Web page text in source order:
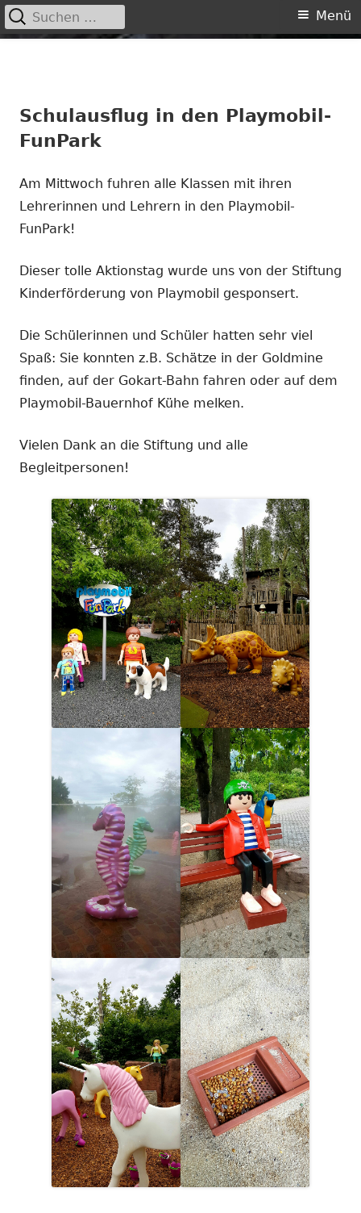
Primäres
Menü
Suchen
nach:
Schulausflug in den Playmobil-
FunPark
Am Mittwoch fuhren alle Klassen mit ihren
Lehrerinnen und Lehrern in den Playmobil-
FunPark!
Dieser tolle Aktionstag wurde uns von der Stiftung
Kinderförderung von Playmobil gesponsert.
Die Schülerinnen und Schüler hatten sehr viel
Spaß: Sie konnten z.B. Schätze in der Goldmine
finden, auf der Gokart-Bahn fahren oder auf dem
Playmobil-Bauernhof Kühe melken.
Vielen Dank an die Stiftung und alle
Begleitpersonen!